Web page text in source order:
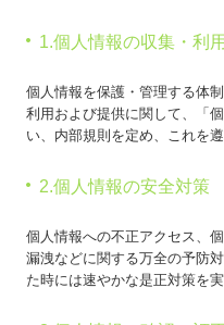
1.個人情報の収集・利
個人情報を保護・管理する体
利用および提供に関して、「
い、内部規則を定め、これを遵
2.個人情報の安全対策
個人情報への不正アクセス、
漏洩などに関する万全の予防
た時には速やかな是正対策を実